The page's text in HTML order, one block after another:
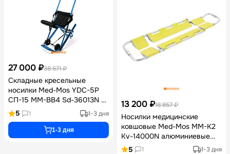
27 000 ₽38 571 ₽
Складные кресельные
носилки Med-Mos YDC-5P
СП-15 ММ-ВВ4 Sd-36013N с
гусеничными полозьями для
спуска по лестницам и
алюминиевой рамой
грузоподъемностью 160 кг
5 1 1-3 дня
1-3 дня
13 200 ₽18 857 ₽
Носилки медицинские
ковшовые Med-Mos ММ-К2
Kv-14000N алюминиевые
разъемные с регулировкой
5 1 1-3 дня